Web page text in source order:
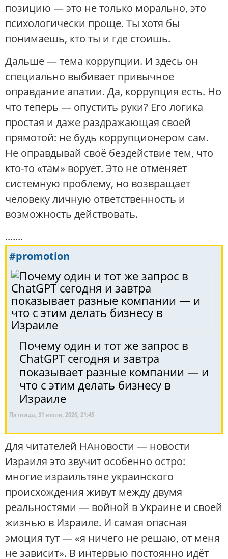
позицию — это не только морально, это
психологически проще. Ты хотя бы
понимаешь, кто ты и где стоишь.
Дальше — тема коррупции. И здесь он
специально выбивает привычное
оправдание апатии. Да, коррупция есть. Но
что теперь — опустить руки? Его логика
простая и даже раздражающая своей
прямотой: не будь коррупционером сам.
Не оправдывай своё бездействие тем, что
кто-то «там» ворует. Это не отменяет
системную проблему, но возвращает
человеку личную ответственность и
возможность действовать.
.......
#promotion
Почему один и тот же запрос в
ChatGPT сегодня и завтра
показывает разные компании — и
что с этим делать бизнесу в
Израиле
Пятница, 31 июля, 2026, 21:45
Для читателей НАновости — новости
Израиля это звучит особенно остро:
многие израильтяне украинского
происхождения живут между двумя
реальностями — войной в Украине и своей
жизнью в Израиле. И самая опасная
эмоция тут — «я ничего не решаю, от меня
не зависит». В интервью постоянно идёт